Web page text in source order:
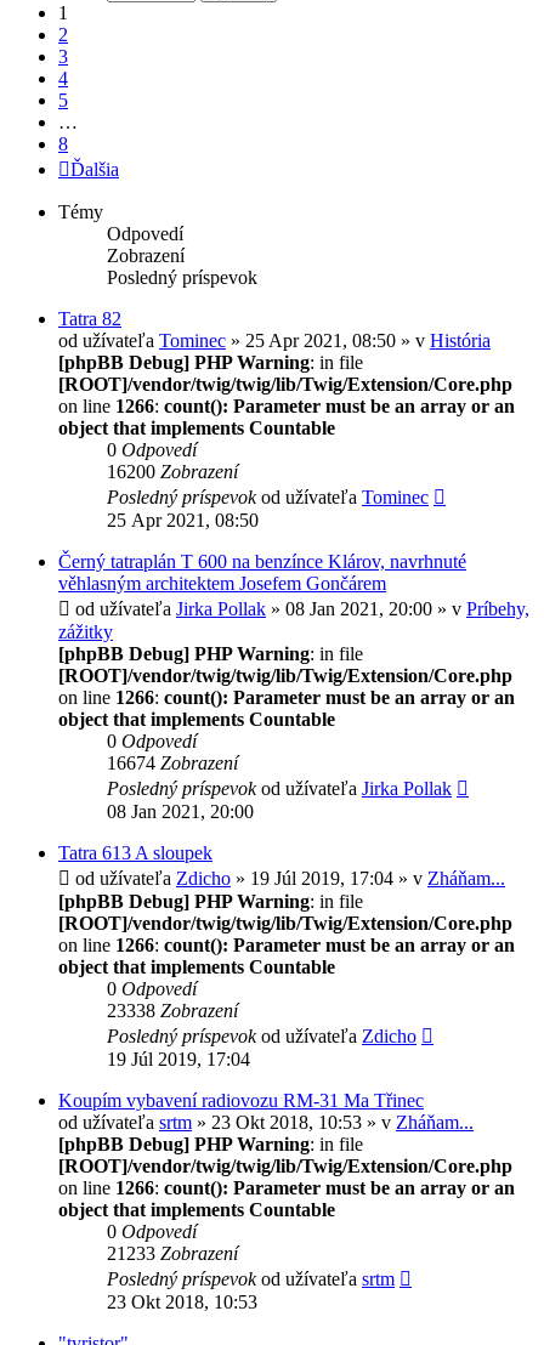
1
2
3
4
5
…
8
Ďalšia
Témy
Odpovedí
Zobrazení
Posledný príspevok
Tatra 82
od užívateľa Tominec » 25 Apr 2021, 08:50 » v História
[phpBB Debug] PHP Warning: in file
[ROOT]/vendor/twig/twig/lib/Twig/Extension/Core.php
on line 1266: count(): Parameter must be an array or an
object that implements Countable
0 Odpovedí
16200 Zobrazení
Posledný príspevokod užívateľa Tominec
25 Apr 2021, 08:50
Černý tatraplán T 600 na benzínce Klárov, navrhnuté
věhlasným architektem Josefem Gončárem
od užívateľa Jirka Pollak » 08 Jan 2021, 20:00 » v Príbehy,
zážitky
[phpBB Debug] PHP Warning: in file
[ROOT]/vendor/twig/twig/lib/Twig/Extension/Core.php
on line 1266: count(): Parameter must be an array or an
object that implements Countable
0 Odpovedí
16674 Zobrazení
Posledný príspevokod užívateľa Jirka Pollak
08 Jan 2021, 20:00
Tatra 613 A sloupek
od užívateľa Zdicho » 19 Júl 2019, 17:04 » v Zháňam...
[phpBB Debug] PHP Warning: in file
[ROOT]/vendor/twig/twig/lib/Twig/Extension/Core.php
on line 1266: count(): Parameter must be an array or an
object that implements Countable
0 Odpovedí
23338 Zobrazení
Posledný príspevokod užívateľa Zdicho
19 Júl 2019, 17:04
Koupím vybavení radiovozu RM-31 Ma Třinec
od užívateľa srtm » 23 Okt 2018, 10:53 » v Zháňam...
[phpBB Debug] PHP Warning: in file
[ROOT]/vendor/twig/twig/lib/Twig/Extension/Core.php
on line 1266: count(): Parameter must be an array or an
object that implements Countable
0 Odpovedí
21233 Zobrazení
Posledný príspevokod užívateľa srtm
23 Okt 2018, 10:53